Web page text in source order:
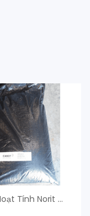
Than Hoạt Tính Norit PK1-3M – Than Cabot